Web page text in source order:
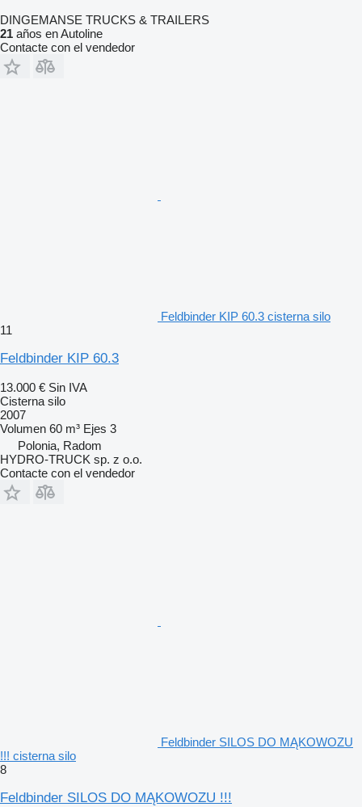
DINGEMANSE TRUCKS & TRAILERS
21 años en Autoline
Contacte con el vendedor
Feldbinder KIP 60.3 cisterna silo
11
Feldbinder KIP 60.3
13.000 € Sin IVA
Cisterna silo
2007
Volumen 60 m³ Ejes 3
Polonia, Radom
HYDRO-TRUCK sp. z o.o.
Contacte con el vendedor
Feldbinder SILOS DO MĄKOWOZU
!!! cisterna silo
8
Feldbinder SILOS DO MĄKOWOZU !!!